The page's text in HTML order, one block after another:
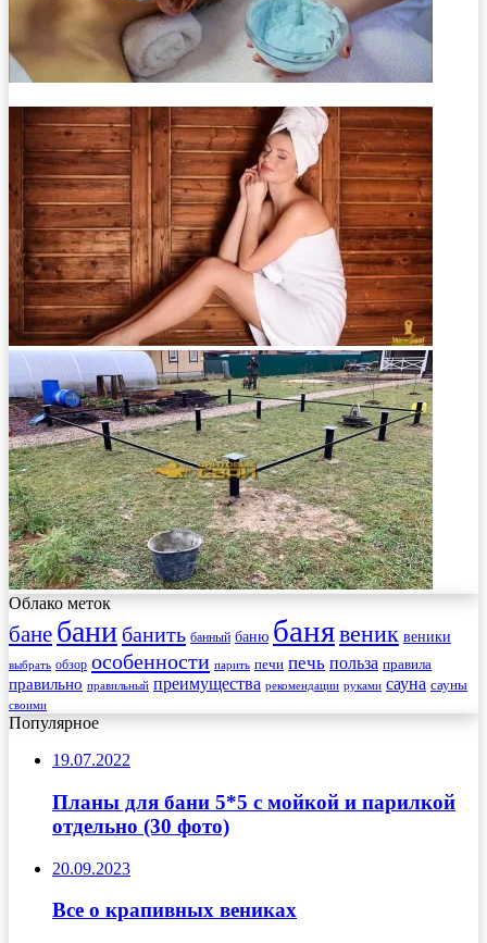
Облако меток
бане бани банить банный баню банявеник веники
выбрать обзор особенности парить печи печь польза правила
правильно правильный преимущества рекомендации руками сауна сауны
своими
Популярное
19.07.2022
Планы для бани 5*5 с мойкой и парилкой
отдельно (30 фото)
20.09.2023
Все о крапивных вениках